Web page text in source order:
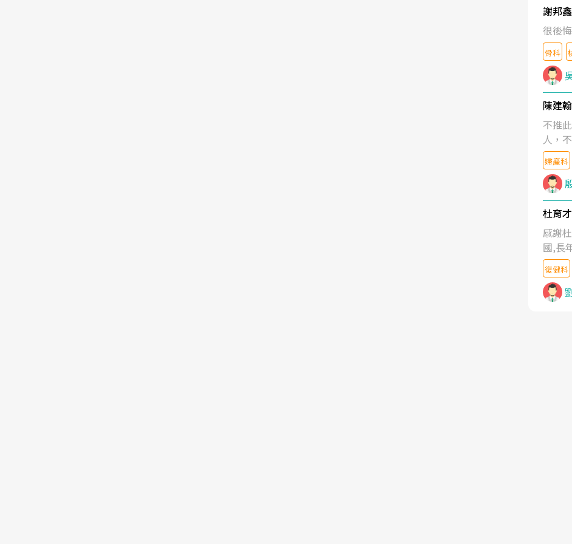
謝邦
很後
骨科
陳建
不推
人，
的判
婦產科
杜育
感謝
國,長
教授,
針灸
啡類
痛起
復健科